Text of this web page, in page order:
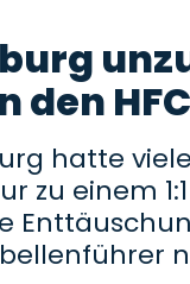
den HFC
hatte
zu einem